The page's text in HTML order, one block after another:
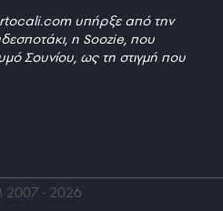
υπήρξε από την
η Soozie, που
Σουνίου, ως τη στιγμή που
2007 - 2026